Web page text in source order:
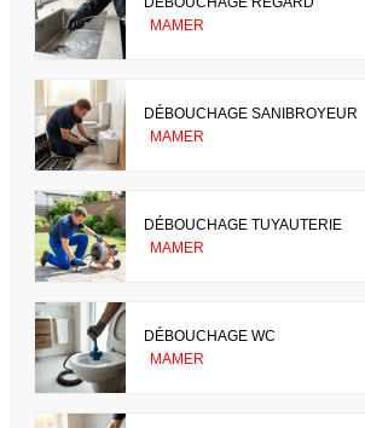
MAMER
DÉBOUCHAGE SANIBROYEUR
MAMER
DÉBOUCHAGE TUYAUTERIE
MAMER
DÉBOUCHAGE WC
MAMER